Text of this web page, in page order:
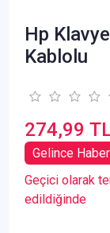
Hp
Kablolu
274,99
Gelince
Geçici olarak
edildiğinde